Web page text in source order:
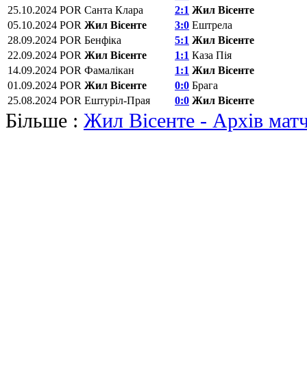
25.10.2024 POR Санта Клара 2:1 Жил Вісенте
05.10.2024 POR Жил Вісенте 3:0 Ештрела
28.09.2024 POR Бенфіка 5:1 Жил Вісенте
22.09.2024 POR Жил Вісенте 1:1 Каза Пія
14.09.2024 POR Фамалікан 1:1 Жил Вісенте
01.09.2024 POR Жил Вісенте 0:0 Брага
25.08.2024 POR Ештуріл-Прая 0:0 Жил Вісенте
Більше : Жил Вісенте - Архів